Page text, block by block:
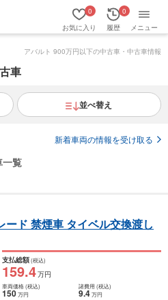
お気に入り
0
履歴
0
メニュー
アバルト 900万円以下の中古車・中古車情報
車
並べ替え
新着車両の情報を受け取る
一覧
ド 禁煙車 タイベル交換渡し
支払総額(税込)
159.4万円
車両価格(税込)
150万円
諸費用 (税込)
9.4 万円